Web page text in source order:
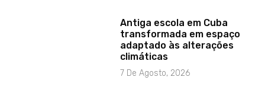
Antiga escola em Cuba
transformada em espaço
adaptado às alterações
climáticas
7 De Agosto, 2026